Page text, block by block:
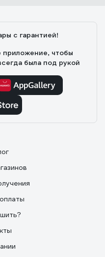
с гарантией!
приложение, чтобы
была под рукой